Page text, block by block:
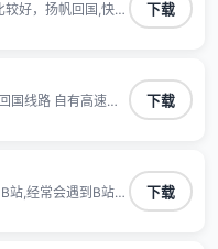
好，扬帆回国,快人
频回国加速器
支持多种加速场景
和优酷视频,在国外
下载
国线路 自有高速中
线路 应用内直达视
不干扰 不间断的隐
下载
站,经常会遇到B站地
题,使用我们的哔
网络问题,一键网络
下载